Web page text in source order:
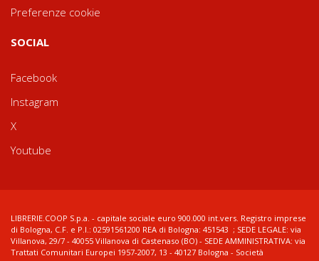
Preferenze cookie
SOCIAL
Facebook
Instagram
X
Youtube
LIBRERIE.COOP S.p.a. - capitale sociale euro 900.000 int.vers. Registro imprese
di Bologna, C.F. e P.I.: 02591561200 REA di Bologna: 451543 ; SEDE LEGALE: via
Villanova, 29/7 - 40055 Villanova di Castenaso (BO) - SEDE AMMINISTRATIVA: via
Trattati Comunitari Europei 1957-2007, 13 - 40127 Bologna - Società